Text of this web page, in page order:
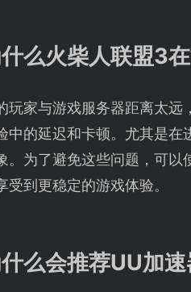
么火柴人联盟3
玩家与游戏服务器距离太
中的延迟和卡顿。尤其是
。为了避免这些问题，可以
受到更稳定的游戏体验。
么会推荐UU加速